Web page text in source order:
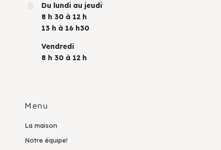
Du lundi au jeudi
8 h 30 à 12 h
13 h à 16 h30
Vendredi
8 h 30 à 12 h
Menu
La maison
Notre équipe!